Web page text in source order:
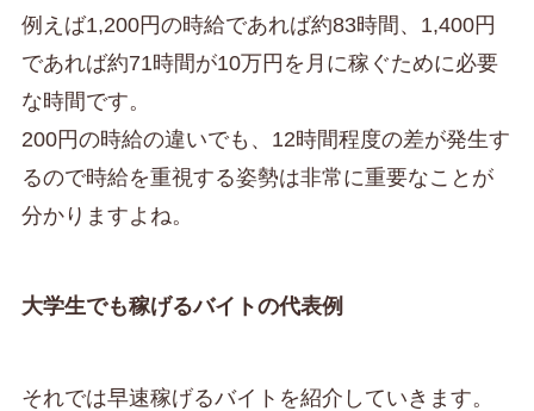
例えば1,200円の時給であれば約83時間、1,400円
であれば約71時間が10万円を月に稼ぐために必要
な時間です。
200円の時給の違いでも、12時間程度の差が発生す
るので時給を重視する姿勢は非常に重要なことが
分かりますよね。
大学生でも稼げるバイトの代表例
それでは早速稼げるバイトを紹介していきます。